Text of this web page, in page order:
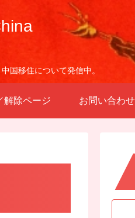
国移住について発信中。
解除ページ お問い合わせ